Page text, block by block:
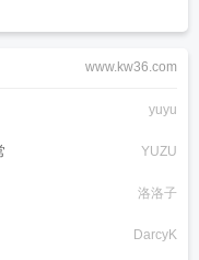
www.kw36.com
yuyu
YUZU
洛洛子
DarcyK